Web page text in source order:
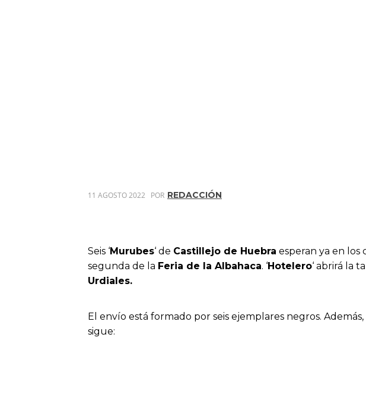
11 AGOSTO 2022 POR REDACCIÓN
Seis ‘Murubes‘ de Castillejo de Huebra esperan ya en los
segunda de la Feria de la Albahaca. ‘Hotelero‘ abrirá la
Urdiales.
El envío está formado por seis ejemplares negros.
sigue: